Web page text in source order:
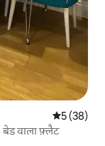
औसत रेटिंग
5 (38)
वाला फ़्लैट